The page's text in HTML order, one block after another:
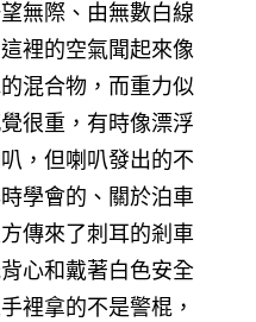
無際、由無數白線
裡的空氣聞起來像
混合物，而重力似
很重，有時像漂浮
，但喇叭發出的不
學會的、關於泊車
傳來了刺耳的剎車
心和戴著白色安全
裡拿的不是警棍，